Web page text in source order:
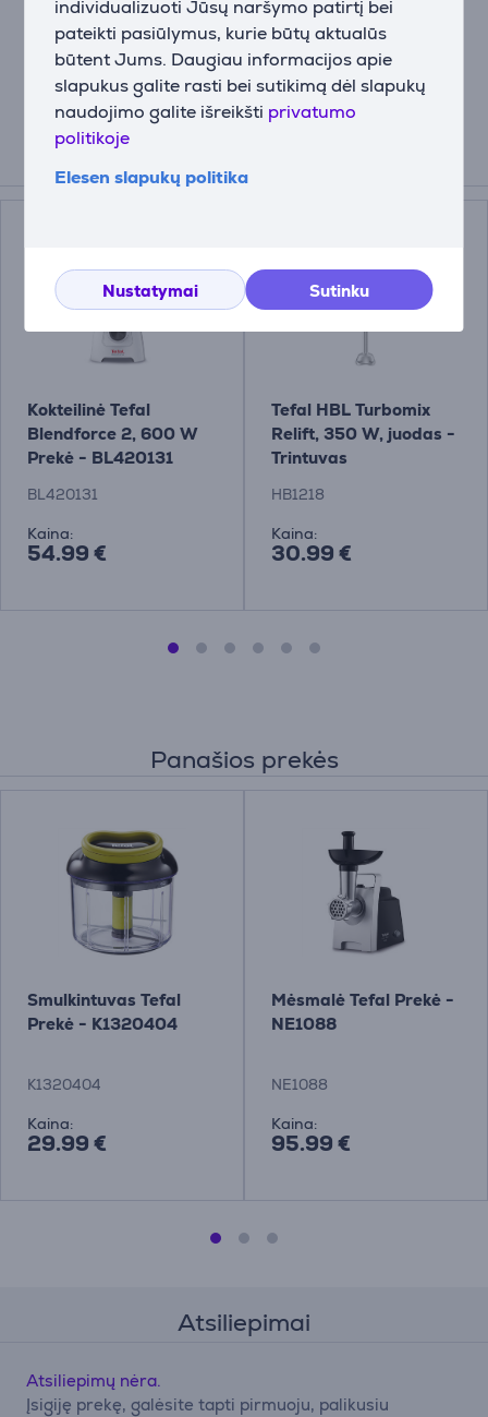
individualizuoti Jūsų naršymo patirtį bei
pateikti pasiūlymus, kurie būtų aktualūs
būtent Jums. Daugiau informacijos apie
slapukus galite rasti bei sutikimą dėl slapukų
naudojimo galite išreikšti privatumo
politikoje
Elesen slapukų politika
Nustatymai Sutinku
Aprašymas
Suderinamos prekės
Kokteilinė Tefal
Blendforce 2, 600 W
Prekė - BL420131
BL420131
Kaina:
54.99 €
Tefal HBL Turbomix
Relift, 350 W, juodas -
Trintuvas
HB1218
Kaina:
30.99 €
Panašios prekės
Smulkintuvas Tefal
Prekė - K1320404
K1320404
Kaina:
29.99 €
Mėsmalė Tefal Prekė -
NE1088
NE1088
Kaina:
95.99 €
Atsiliepimai
Atsiliepimų nėra.
Įsigiję prekę, galėsite tapti pirmuoju, palikusiu